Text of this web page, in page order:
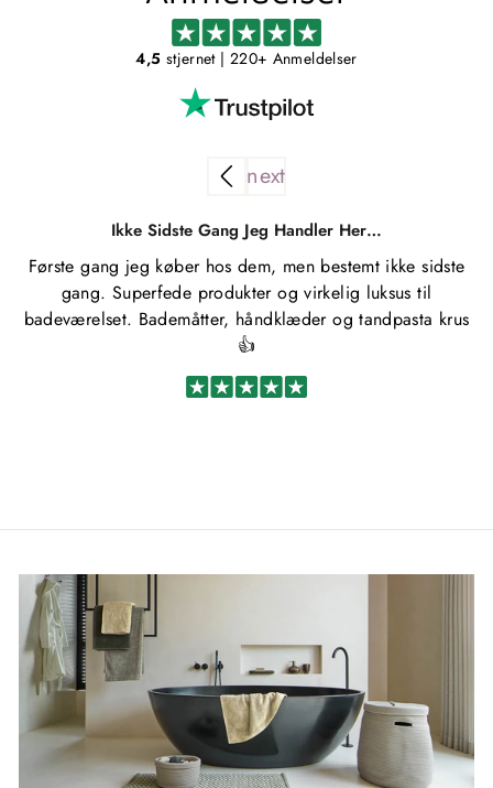
4,5 stjernet | 220+ Anmeldelser
Ikke Sidste Gang Jeg Handler Her…
Første gang jeg køber hos dem, men bestemt ikke sidste
gang. Superfede produkter og virkelig luksus til
badeværelset. Bademåtter, håndklæder og tandpasta krus
👍